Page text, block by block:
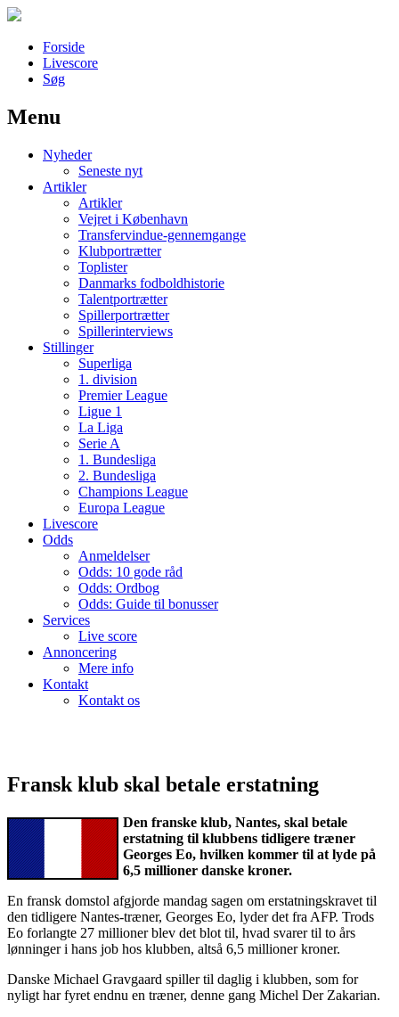
Forside
Livescore
Søg
Наши партнеры
лучшие займы
Menu
Nyheder
Seneste nyt
Artikler
Artikler
Vejret i København
Transfervindue-gennemgange
Klubportrætter
Toplister
Danmarks fodboldhistorie
Talentportrætter
Spillerportrætter
Spillerinterviews
Stillinger
Superliga
1. division
Premier League
Ligue 1
La Liga
Serie A
1. Bundesliga
2. Bundesliga
Champions League
Europa League
Livescore
Odds
Anmeldelser
Odds: 10 gode råd
Odds: Ordbog
Odds: Guide til bonusser
Services
Live score
Annoncering
Mere info
Kontakt
Kontakt os
Fransk klub skal betale erstatning
Den franske klub, Nantes, skal betale
erstatning til klubbens tidligere træner
Georges Eo, hvilken kommer til at lyde på
6,5 millioner danske kroner.
En fransk domstol afgjorde mandag sagen om erstatningskravet til
den tidligere Nantes-træner, Georges Eo, lyder det fra AFP. Trods
Eo forlangte 27 millioner blev det blot til, hvad svarer til to års
lønninger i hans job hos klubben, altså 6,5 millioner kroner.
Danske Michael Gravgaard spiller til daglig i klubben, som for
nyligt har fyret endnu en træner, denne gang Michel Der Zakarian.